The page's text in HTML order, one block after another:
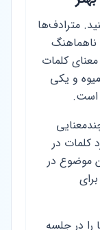
مترادف‌ها
ناهماهنگ
معنای کلمات
و یکی
است.
چندمعنایی
کلمات در
موضوع در
را در جلسه